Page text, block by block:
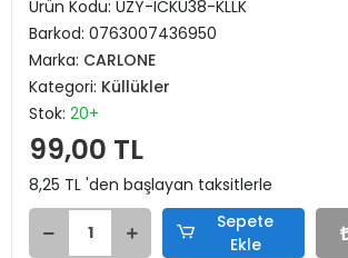
Ürün Kodu: UZY-ICKU38-KLLK
Barkod: 0763007436950
Marka: CARLONE
Kategori: Küllükler
Stok: 20+
99,00 TL
8,25 TL 'den başlayan taksitlerle
Sepete
Ekle